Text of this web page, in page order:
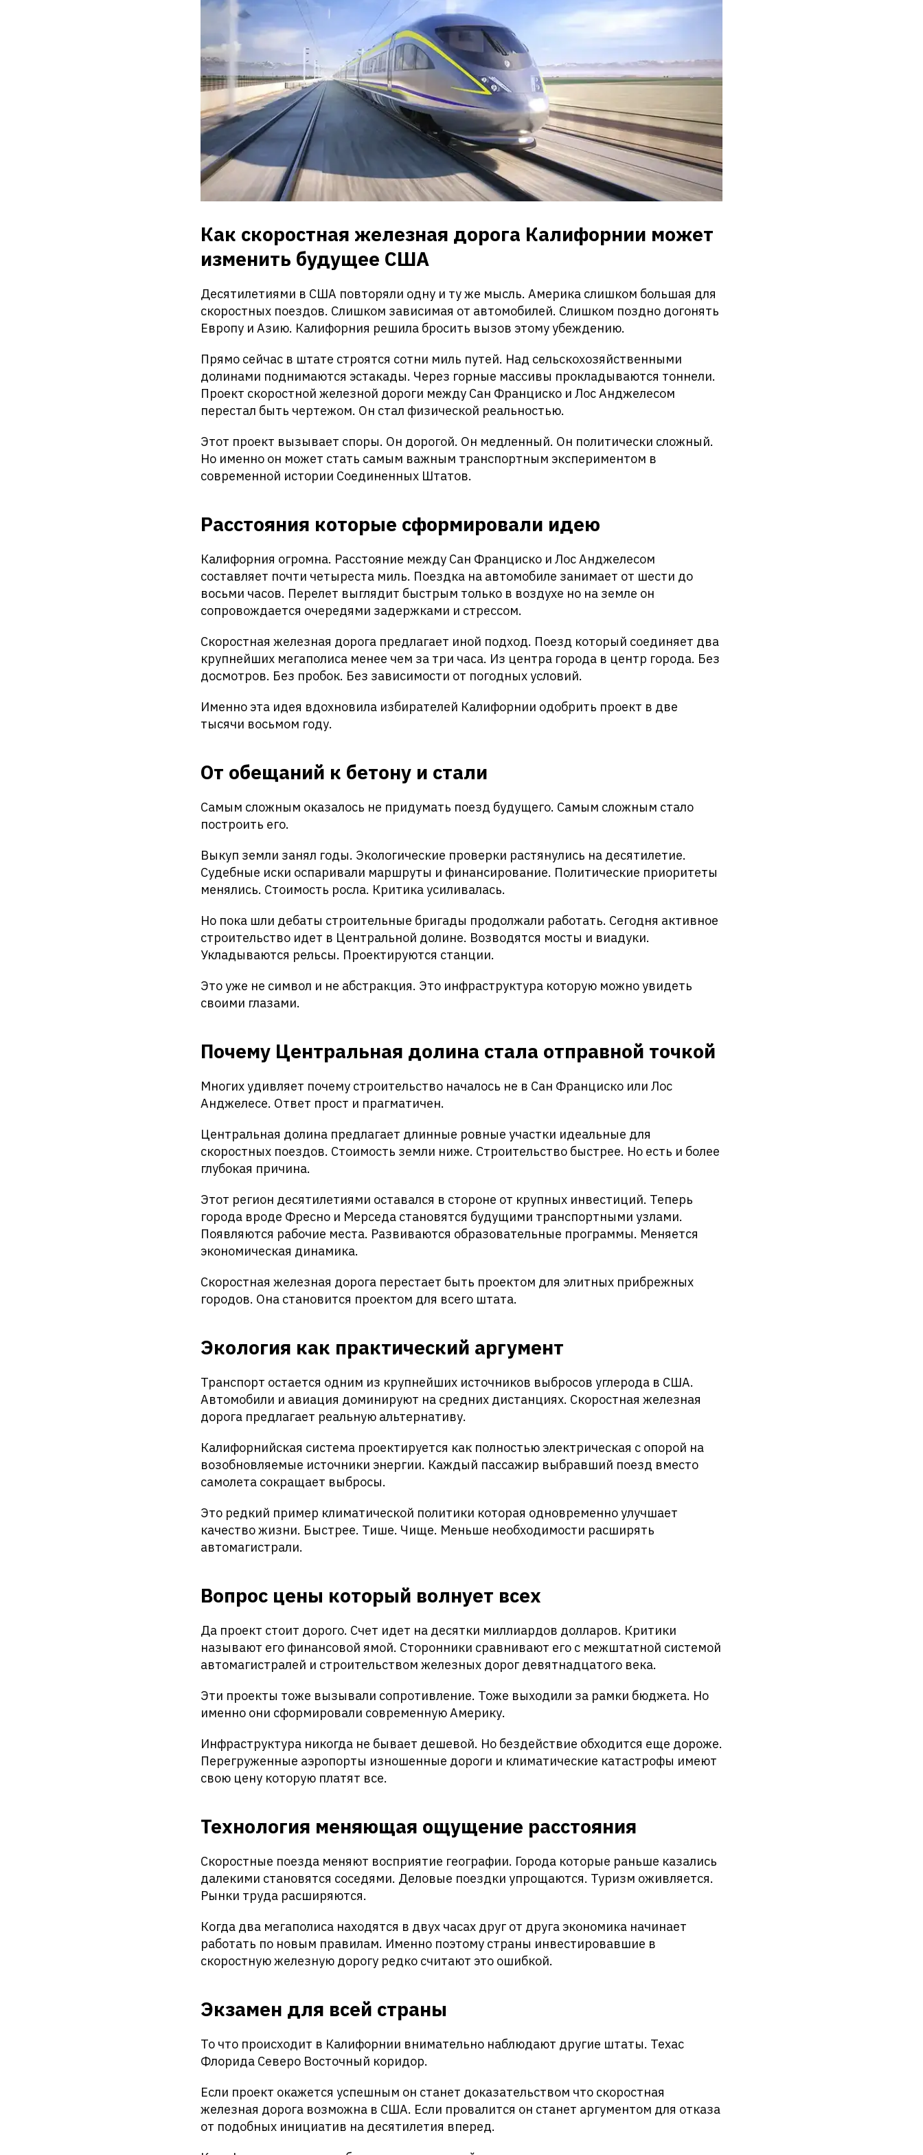
Как скоростная железная дорога Калифорнии может
изменить будущее США
Десятилетиями в США повторяли одну и ту же мысль. Америка слишком большая для
скоростных поездов. Слишком зависимая от автомобилей. Слишком поздно догонять
Европу и Азию. Калифорния решила бросить вызов этому убеждению.
Прямо сейчас в штате строятся сотни миль путей. Над сельскохозяйственными
долинами поднимаются эстакады. Через горные массивы прокладываются тоннели.
Проект скоростной железной дороги между Сан Франциско и Лос Анджелесом
перестал быть чертежом. Он стал физической реальностью.
Этот проект вызывает споры. Он дорогой. Он медленный. Он политически сложный.
Но именно он может стать самым важным транспортным экспериментом в
современной истории Соединенных Штатов.
Расстояния которые сформировали идею
Калифорния огромна. Расстояние между Сан Франциско и Лос Анджелесом
составляет почти четыреста миль. Поездка на автомобиле занимает от шести до
восьми часов. Перелет выглядит быстрым только в воздухе но на земле он
сопровождается очередями задержками и стрессом.
Скоростная железная дорога предлагает иной подход. Поезд который соединяет два
крупнейших мегаполиса менее чем за три часа. Из центра города в центр города. Без
досмотров. Без пробок. Без зависимости от погодных условий.
Именно эта идея вдохновила избирателей Калифорнии одобрить проект в две
тысячи восьмом году.
От обещаний к бетону и стали
Самым сложным оказалось не придумать поезд будущего. Самым сложным стало
построить его.
Выкуп земли занял годы. Экологические проверки растянулись на десятилетие.
Судебные иски оспаривали маршруты и финансирование. Политические приоритеты
менялись. Стоимость росла. Критика усиливалась.
Но пока шли дебаты строительные бригады продолжали работать. Сегодня активное
строительство идет в Центральной долине. Возводятся мосты и виадуки.
Укладываются рельсы. Проектируются станции.
Это уже не символ и не абстракция. Это инфраструктура которую можно увидеть
своими глазами.
Почему Центральная долина стала отправной точкой
Многих удивляет почему строительство началось не в Сан Франциско или Лос
Анджелесе. Ответ прост и прагматичен.
Центральная долина предлагает длинные ровные участки идеальные для
скоростных поездов. Стоимость земли ниже. Строительство быстрее. Но есть и более
глубокая причина.
Этот регион десятилетиями оставался в стороне от крупных инвестиций. Теперь
города вроде Фресно и Мерседа становятся будущими транспортными узлами.
Появляются рабочие места. Развиваются образовательные программы. Меняется
экономическая динамика.
Скоростная железная дорога перестает быть проектом для элитных прибрежных
городов. Она становится проектом для всего штата.
Экология как практический аргумент
Транспорт остается одним из крупнейших источников выбросов углерода в США.
Автомобили и авиация доминируют на средних дистанциях. Скоростная железная
дорога предлагает реальную альтернативу.
Калифорнийская система проектируется как полностью электрическая с опорой на
возобновляемые источники энергии. Каждый пассажир выбравший поезд вместо
самолета сокращает выбросы.
Это редкий пример климатической политики которая одновременно улучшает
качество жизни. Быстрее. Тише. Чище. Меньше необходимости расширять
автомагистрали.
Вопрос цены который волнует всех
Да проект стоит дорого. Счет идет на десятки миллиардов долларов. Критики
называют его финансовой ямой. Сторонники сравнивают его с межштатной системой
автомагистралей и строительством железных дорог девятнадцатого века.
Эти проекты тоже вызывали сопротивление. Тоже выходили за рамки бюджета. Но
именно они сформировали современную Америку.
Инфраструктура никогда не бывает дешевой. Но бездействие обходится еще дороже.
Перегруженные аэропорты изношенные дороги и климатические катастрофы имеют
свою цену которую платят все.
Технология меняющая ощущение расстояния
Скоростные поезда меняют восприятие географии. Города которые раньше казались
далекими становятся соседями. Деловые поездки упрощаются. Туризм оживляется.
Рынки труда расширяются.
Когда два мегаполиса находятся в двух часах друг от друга экономика начинает
работать по новым правилам. Именно поэтому страны инвестировавшие в
скоростную железную дорогу редко считают это ошибкой.
Экзамен для всей страны
То что происходит в Калифорнии внимательно наблюдают другие штаты. Техас
Флорида Северо Восточный коридор.
Если проект окажется успешным он станет доказательством что скоростная
железная дорога возможна в США. Если провалится он станет аргументом для отказа
от подобных инициатив на десятилетия вперед.